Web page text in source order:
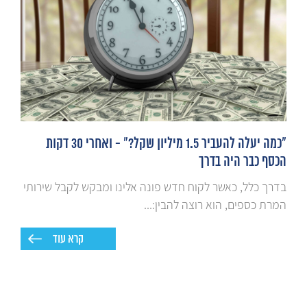
"כמה יעלה להעביר 1.5 מיליון שקל?" - ואחרי 30 דקות
הכסף כבר היה בדרך
בדרך כלל, כאשר לקוח חדש פונה אלינו ומבקש לקבל שירותי
המרת כספים, הוא רוצה להבין:...
קרא עוד